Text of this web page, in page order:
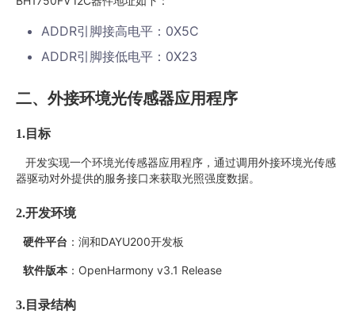
ADDR引脚接高电平：0X5C
ADDR引脚接低电平：0X23
二、外接环境光传感器应用程序
1. 目标
开发实现一个环境光传感器应用程序，通过调用外接环境光传感
器驱动对外提供的服务接口来获取光照强度数据。
2.开发环境
硬件平台 ：润和DAYU200开发板
软件版本 ：OpenHarmony v3.1 Release
3. 目录结构